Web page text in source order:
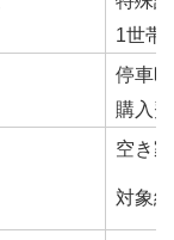
1世帯
停車
購入
空き
対象